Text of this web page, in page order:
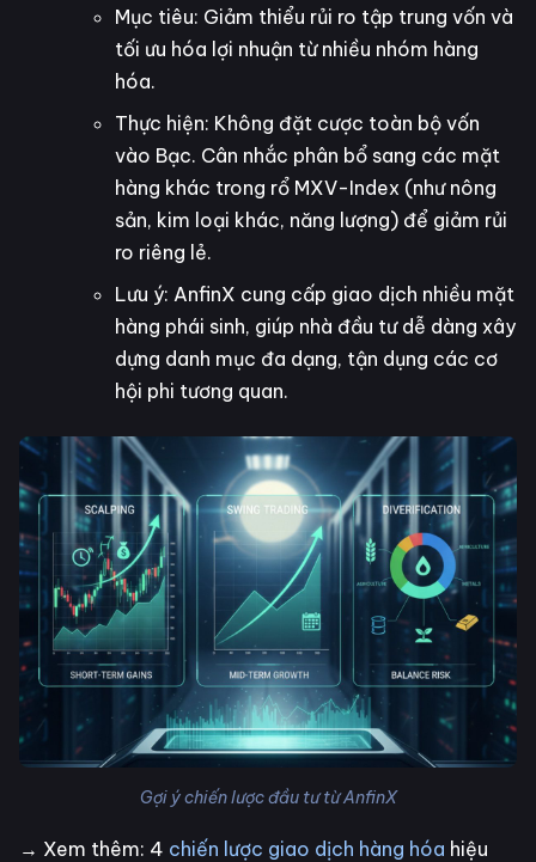
Mục tiêu: Giảm thiểu rủi ro tập trung vốn và
tối ưu hóa lợi nhuận từ nhiều nhóm hàng
hóa.
Thực hiện: Không đặt cược toàn bộ vốn
vào Bạc. Cân nhắc phân bổ sang các mặt
hàng khác trong rổ MXV-Index (như nông
sản, kim loại khác, năng lượng) để giảm rủi
ro riêng lẻ.
Lưu ý: AnfinX cung cấp giao dịch nhiều mặt
hàng phái sinh, giúp nhà đầu tư dễ dàng xây
dựng danh mục đa dạng, tận dụng các cơ
hội phi tương quan.
Gợi ý chiến lược đầu tư từ AnfinX
→ Xem thêm: 4 chiến lược giao dịch hàng hóa hiệu